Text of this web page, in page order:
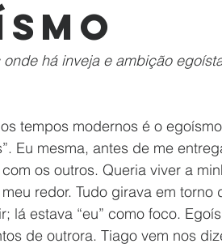
onde há inveja e ambição
tempos modernos é o
Eu mesma, antes de me
os outros. Queria viver a
redor. Tudo girava em
lá estava “eu” como foco.
de outrora. Tiago vem nos